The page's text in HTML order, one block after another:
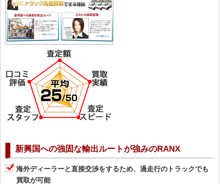
新興国への強固な輸出ルートが強みのRANX
海外ディーラーと直接交渉をするため、過走行のトラックでも
買取が可能